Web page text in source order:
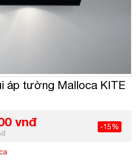
áp tường Malloca KITE
vnđ -15%